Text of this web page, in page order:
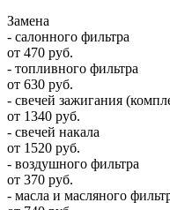
Замена
- салонного фильтра
от 470 руб.
- топливного фильтра
от 630 руб.
- свечей зажигания
от 1340 руб.
- свечей накала
от 1520 руб.
- воздушного фильтра
от 370 руб.
- масла и масляного